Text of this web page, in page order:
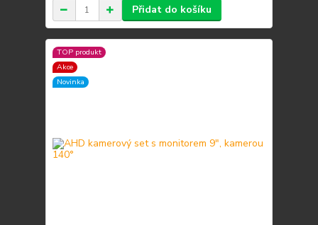
Přidat do košíku
TOP produkt
Akce
Novinka